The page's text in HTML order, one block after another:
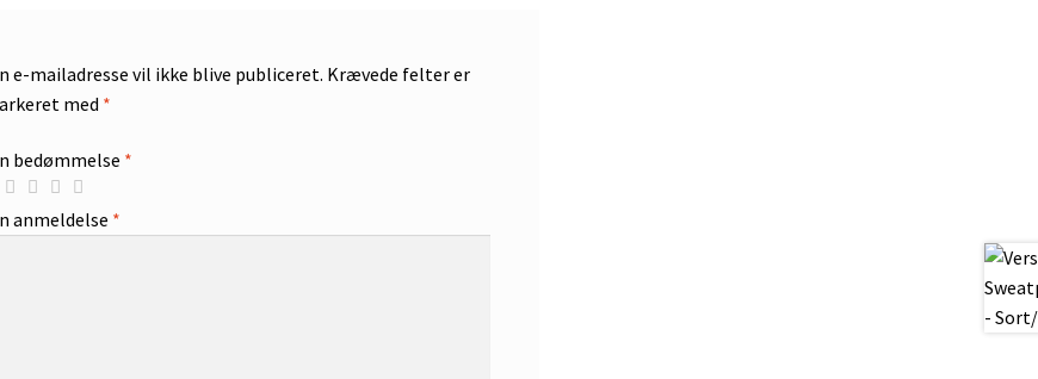
e-mailadresse vil ikke blive publiceret. Krævede felter er
med *
bedømmelse *
anmeldelse *